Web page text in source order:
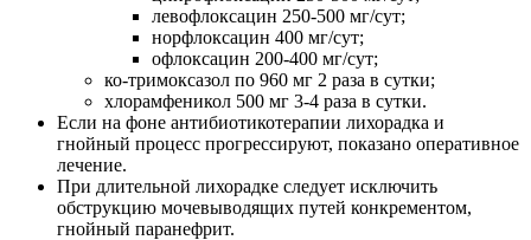
левофлоксацин 250-500 мг/сут;
норфлоксацин 400 мг/сут;
офлоксацин 200-400 мг/сут;
ко-тримоксазол по 960 мг 2 раза в сутки;
хлорамфеникол 500 мг 3-4 раза в сутки.
Если на фоне антибиотикотерапии лихорадка и
гнойный процесс прогрессируют, показано оперативное
лечение.
При длительной лихорадке следует исключить
обструкцию мочевыводящих путей конкрементом,
гнойный паранефрит.